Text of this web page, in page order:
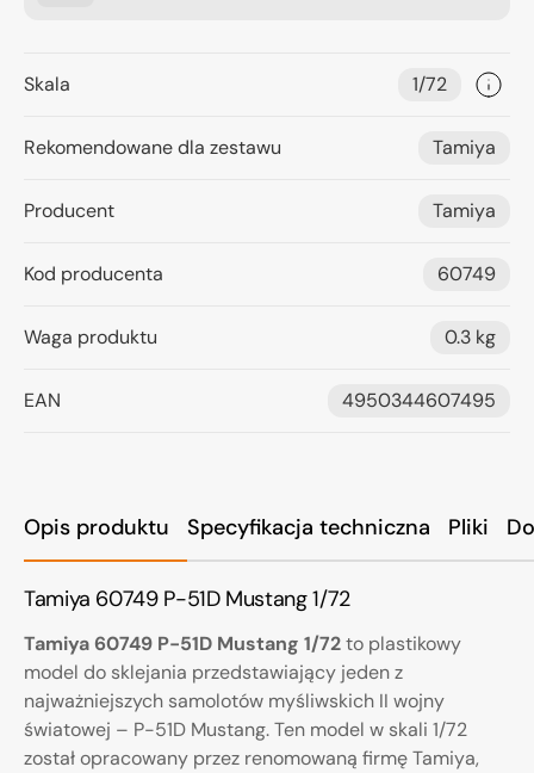
Opis produktu Specyfikacja techniczna Pliki
Tamiya 60749 P-51D Mustang 1/72
Tamiya 60749 P-51D Mustang 1/72to plastikowy
model do sklejania przedstawiający jeden z
najważniejszych samolotów myśliwskich II wojny
światowej – P-51D Mustang. Ten model w skali 1/72
został opracowany przez renomowaną firmę Tamiya,
Skala 1/72
Rekomendowane dla zestawu Tamiya
Producent Tamiya
Kod producenta 60749
Waga produktu 0.3 kg
EAN 4950344607495